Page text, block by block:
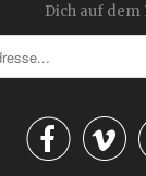
Dich auf
